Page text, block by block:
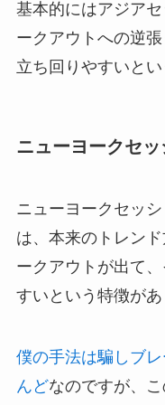
基本的にはアジア
ークアウトへの逆
立ち回りやすいとい
ニューヨークセ
ニューヨークセッ
は、本来のトレン
ークアウトが出て
すいという特徴があ
僕の手法は騙しブ
んどなのですが、